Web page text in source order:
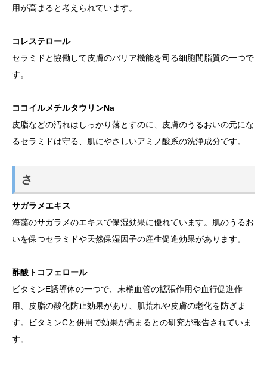
用が高まると考えられています。
コレステロール
セラミドと協働して皮膚のバリア機能を司る細胞間脂質の一つで
す。
ココイルメチルタウリンNa
皮脂などの汚れはしっかり落とすのに、皮膚のうるおいの元にな
るセラミドは守る、肌にやさしいアミノ酸系の洗浄成分です。
さ
サガラメエキス
海藻のサガラメのエキスで保湿効果に優れています。肌のうるお
いを保つセラミドや天然保湿因子の産生促進効果があります。
酢酸トコフェロール
ビタミンE誘導体の一つで、末梢血管の拡張作用や血行促進作
用、皮脂の酸化防止効果があり、肌荒れや皮膚の老化を防ぎま
す。ビタミンCと併用で効果が高まるとの研究が報告されていま
す。